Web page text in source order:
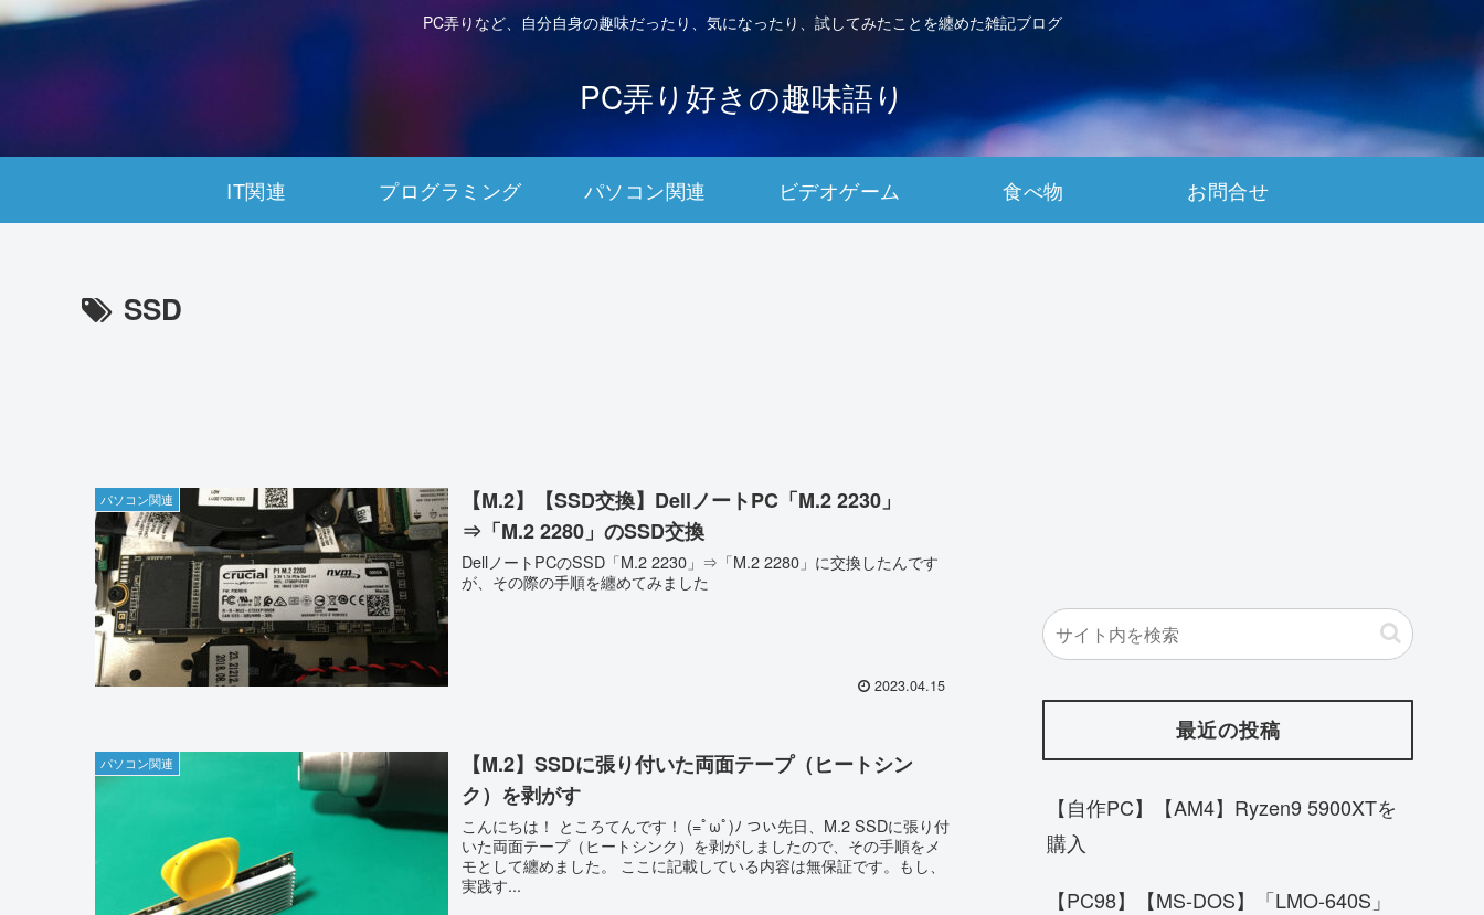
PC弄りなど、自分自身の趣味だったり、気になったり、試してみたことを纏めた雑記ブログ
PC弄り好きの趣味語り
IT関連 プログラミング パソコン関連 ビデオゲーム 食べ物 お問合せ
SSD
パソコン関連
【M.2】【SSD交換】DellノートPC「M.2 2230」
⇒「M.2 2280」のSSD交換
DellノートPCのSSD「M.2 2230」⇒「M.2 2280」に交換したんです
が、その際の手順を纏めてみました
2023.04.15
パソコン関連
【M.2】SSDに張り付いた両面テープ（ヒートシン
ク）を剥がす
こんにちは！ ところてんです！ (=ﾟωﾟ)ﾉ つい先日、M.2 SSDに張り付
いた両面テープ（ヒートシンク）を剥がしましたので、その手順をメ
モとして纏めました。 ここに記載している内容は無保証です。もし、
実践す...
最近の投稿
【自作PC】【AM4】Ryzen9 5900XTを
購入
【PC98】【MS-DOS】「LMO-640S」